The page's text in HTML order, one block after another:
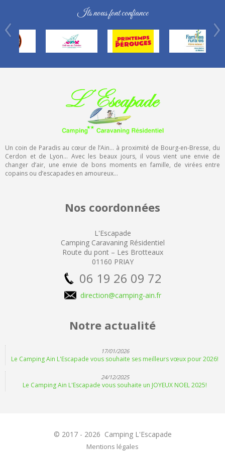
Ils nous font confiance
Un coin de Paradis au cœur de l’Ain… à proximité de Bourg-en-Bresse, du
Cerdon et de Lyon… Avec les beaux jours, il vous vient une envie de
changer d’air, une envie de bons moments en famille, de virées entre
copains ou d’escapades en amoureux…
Nos coordonnées
L'Escapade
Camping Caravaning Résidentiel
Route du pont – Les Brotteaux
01160 PRIAY
06 19 26 09 72
direction@camping-ain.fr
Notre actualité
17/01/2026
Le Camping Ain L'Escapade vous souhaite ses meilleurs vœux pour 2026!
24/12/2025
Le Camping Ain L'Escapade vous souhaite un JOYEUX NOEL 2025!
© 2017 - 2026 Camping L'Escapade
Mentions légales